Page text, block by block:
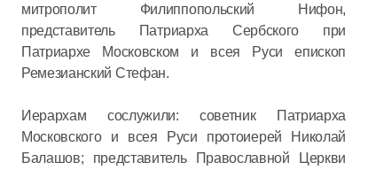
митрополит Филиппопольский Нифон,
представитель Патриарха Сербского при
Патриархе Московском и всея Руси епископ
Ремезианский Стефан.
Иерархам сослужили: советник Патриарха
Московского и всея Руси протоиерей Николай
Балашов; представитель Православной Церкви